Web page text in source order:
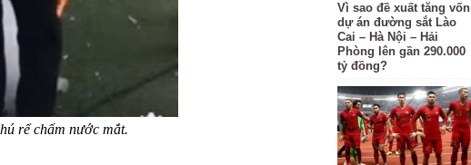
rể chấm nước mắt.
Vì sao đề xuất tăng vốn
dự án đường sắt Lào
Cai – Hà Nội – Hải
Phòng lên gần 290.000
tỷ đồng?